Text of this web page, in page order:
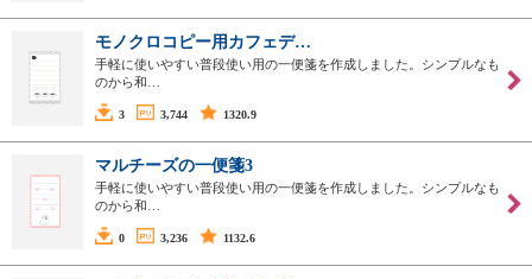
モノクロコピー用カフェデ…
手軽に使いやすい普段使い用の一便箋を作成しました。シンプルなも
のから和…
3 3,744 1320.9
マルチーズの一便箋3
手軽に使いやすい普段使い用の一便箋を作成しました。シンプルなも
のから和…
0 3,236 1132.6